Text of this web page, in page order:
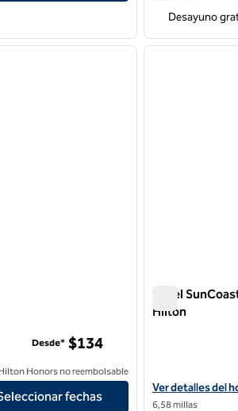
Desayuno
siguiente imagen
Desde* $134
Honors no reembolsable
fechas
1 de 12
Hotel
Hilton
Ver detalles del
Ver detalles del
6,58 millas